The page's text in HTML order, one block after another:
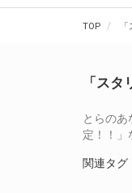
TOP
「ス
とらの
定！！」
関連タグ